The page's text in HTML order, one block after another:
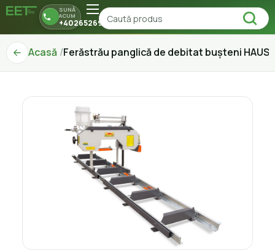
SUNĂ
ACUM
+40265269150
Acasă Ferăstrău panglică de debitat bușteni